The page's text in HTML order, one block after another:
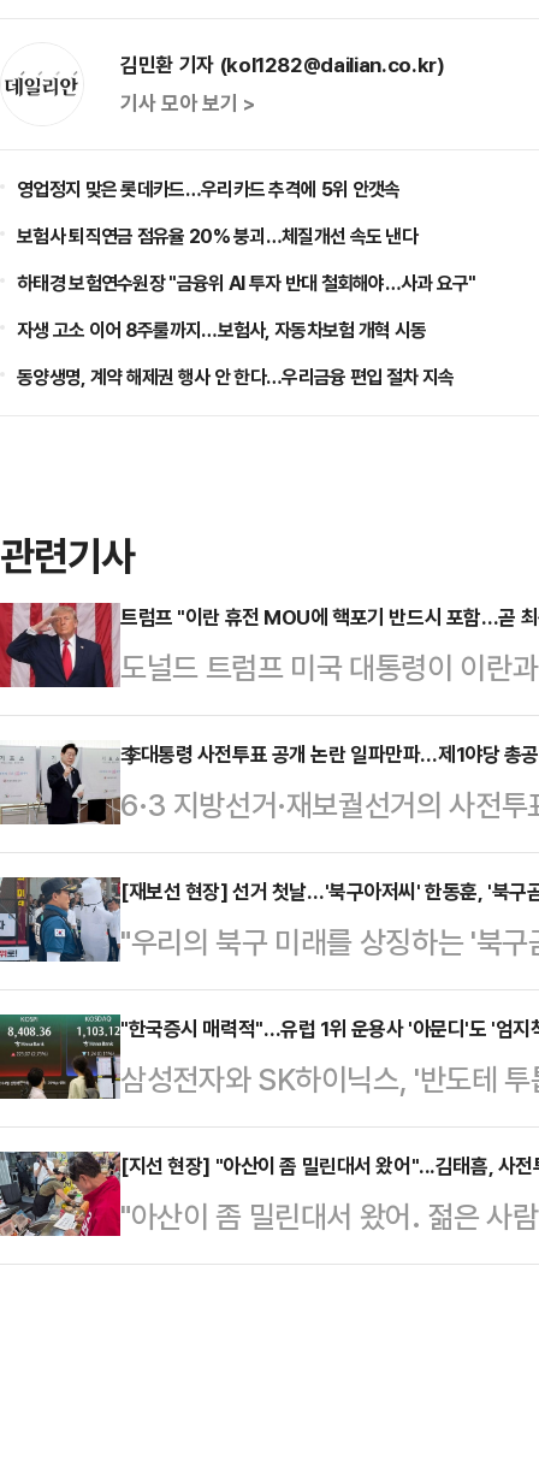
김민환 기자 (kol1282@dailian.co.kr)
기사 모아 보기 >
영업정지 맞은 롯데카드…우리카드 추격에 5위 안갯속
보험사 퇴직연금 점유율 20% 붕괴…체질개선 속도 낸다
하태경 보험연수원장 "금융위 AI 투자 반대 철회해야…사과 요구"
자생 고소 이어 8주룰까지…보험사, 자동차보험 개혁 시동
동양생명, 계약 해제권 행사 안 한다…우리금융 편입 절차 지속
관련기사
트럼프 "이란 휴전 MOU에 핵포기 반드시 포함…곧
도널드 트럼프 미국 대통령이 이란
즈 해협 개방 등을 논의하고 있다고
령은 29일(현지시간) 소셜미디어
를 절대 보유하지 않겠다는 데 동의
돼야 하며 통행료 없이 제한 없는
기뢰가 있다면 이란은 즉시 제거하
“이들이 우리의 조건을 받아들이면
쇄로 해협에 묶여있…
李대통령 사전투표 공개 논란 일파만파…제1야당 총
6·3 지방선거·재보궐선거의 사전
투표에 나섰던 이재명 대통령의 기
반 의혹이 선거전 막판 쟁점이 되면
"불법선거운동" "선거중립의무 위
힘 대표는 29일 오후 이 대통령의
페이스북을 통해 "언론사 카메라가
를 들고 나와서 보여주었다"라며 "
하는데도, 반복적…
[재보선 현장] 선거 첫날…'북구아저씨' 한동훈, '북구
"우리의 북구 미래를 상징하는 '북
오늘 생계로 참석을 못해서 오늘 제
날인 29일 이제는 '북구아저씨'로
변신한 아내 진은정 변호사와 함께
더불어민주당 후보와 박민식 국민
자들을 둘러싼 공방이 선거 쟁점으
어슈트를 입고 등장한 장면은 자원
시에 북구 주…
"한국증시 매력적"…유럽 1위 운용사 '아문디'도 '엄지
삼성전자와 SK하이닉스, '반도테
승세가 이어지는 가운데 해외에서
고 있다.30일 금융투자업계에 따
산운용)의 2대 주주이자 유럽 1위
흥국(EM) 주식투자 전망 보고서를
[지선 현장] "아산이 좀 밀린대서 왔어"...김태흠, 사전
"아산이 좀 밀린대서 왔어. 젊은 사
일 오후, 충남 아산 온양온천 풍물